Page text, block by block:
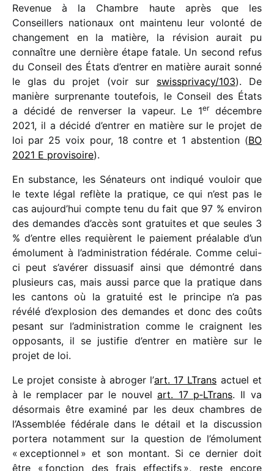
Revenue à la Chambre haute après que les
Conseillers natio­naux ont main­tenu leur volonté de
chan­ge­ment en la matière, la révi­sion aurait pu
connaître une dernière étape fatale. Un second refus
du Conseil des États d’entrer en matière aurait sonné
le glas du projet (voir sur swissprivacy/​103). De
manière surpre­nante toute­fois, le Conseil des États
a décidé de renver­ser la vapeur. Le 1erdécembre
2021, il a décidé d’entrer en matière sur le projet de
loi par 25 voix pour, 18 contre et 1 absten­tion (BO
2021 E provi­soire).
En substance, les Sénateurs ont indi­qué vouloir que
le texte légal reflète la pratique, ce qui n’est pas le
cas aujourd’hui compte tenu du fait que 97 % envi­ron
des demandes d’accès sont gratuites et que seules 3
% d’entre elles requièrent le paie­ment préa­lable d’un
émolu­ment à l’administration fédé­rale. Comme celui-
ci peut s’avérer dissua­sif ainsi que démon­tré dans
plusieurs cas, mais aussi parce que la pratique dans
les cantons où la gratuité est le prin­cipe n’a pas
révélé d’explosion des demandes et donc des coûts
pesant sur l’administration comme le craignent les
oppo­sants, il se justi­fie d’entrer en matière sur le
projet de loi.
Le projet consiste à abro­ger l’art. 17 LTrans actuel et
à le rempla­cer par le nouvel art. 17 p‑LTrans. Il va
désor­mais être examiné par les deux chambres de
l’Assemblée fédé­rale dans le détail et la discus­sion
portera notam­ment sur la ques­tion de l’émolument
« excep­tion­nel » et son montant. Si ce dernier doit
être « fonc­tion des frais effec­tifs », reste encore